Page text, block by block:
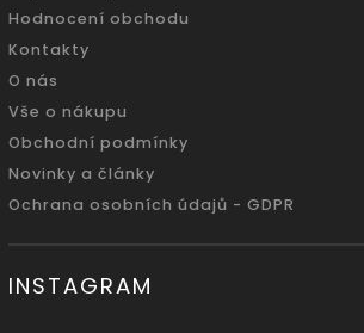
Hodnocení obchodu
Kontakty
O nás
Vše o nákupu
Obchodní podmínky
Novinky a články
Ochrana osobních údajů - GDPR
INSTAGRAM